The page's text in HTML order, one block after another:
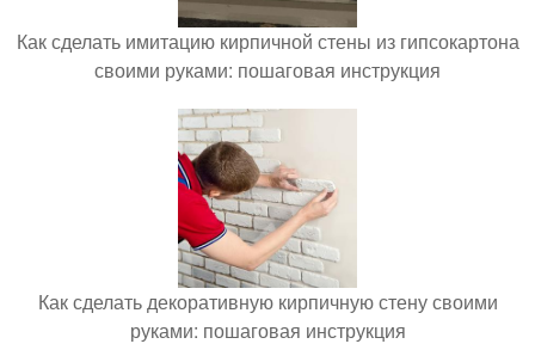
Как сделать имитацию кирпичной стены из гипсокартона
своими руками: пошаговая инструкция
Как сделать декоративную кирпичную стену своими
руками: пошаговая инструкция